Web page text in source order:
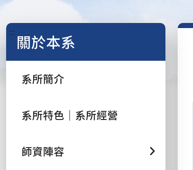
::: 關於本系
系所簡介
系所特色｜系所經營
師資陣容